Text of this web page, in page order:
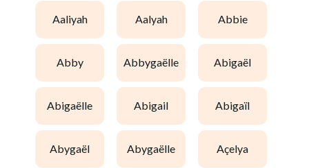
aaliyah aalyah abbie
abby abbygaëlle abigaël
abigaëlle abigail abigaïl
abygaël abygaëlle açelya